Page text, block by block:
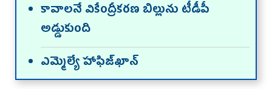
కావాలనే వికేంద్రీకరణ బిల్లును టీడీపీ
అడ్డుకుంది
ఎమ్మెల్యే హాఫిజ్‌ఖాన్‌